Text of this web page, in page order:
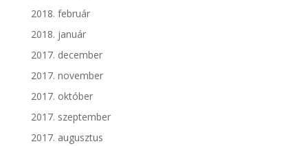
2018. február
2018. január
2017. december
2017. november
2017. október
2017. szeptember
2017. augusztus